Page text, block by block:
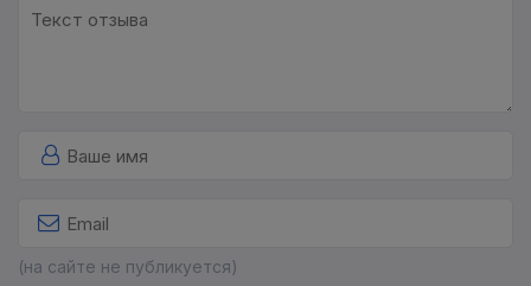
(на сайте не публикуется)